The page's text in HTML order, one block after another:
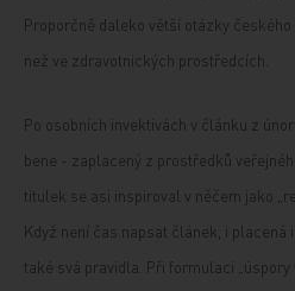
Proporčně daleko větší otázky
než ve zdravotnických prostředcích.
Po osobních invektivách v článku z
bene - zaplacený z prostředků
titulek se asi inspiroval v něčem jako
Když není čas napsat článek, i placená
také svá pravidla. Při formulaci